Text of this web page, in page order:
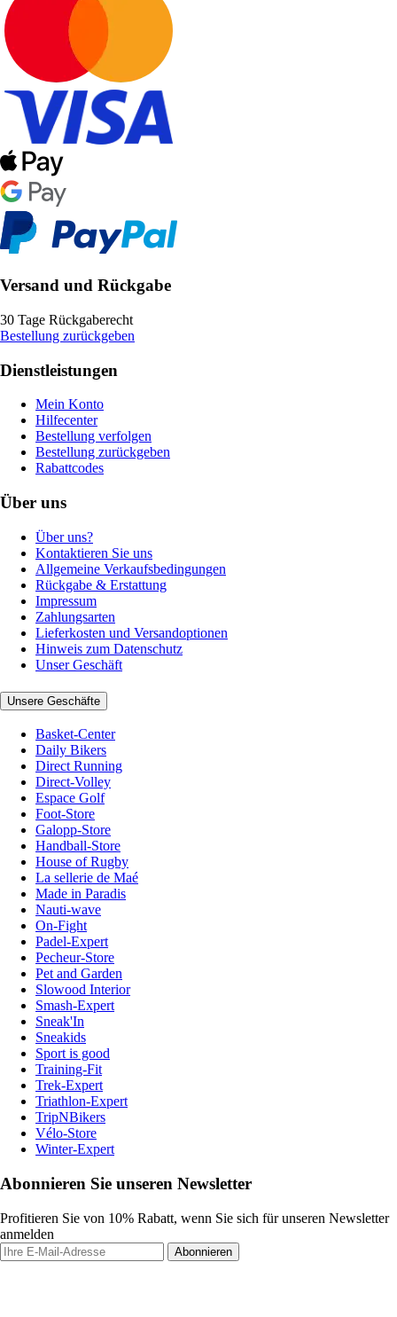
Versand und Rückgabe
30 Tage Rückgaberecht
Bestellung zurückgeben
Dienstleistungen
Mein Konto
Hilfecenter
Bestellung verfolgen
Bestellung zurückgeben
Rabattcodes
Über uns
Über uns?
Kontaktieren Sie uns
Allgemeine Verkaufsbedingungen
Rückgabe & Erstattung
Impressum
Zahlungsarten
Lieferkosten und Versandoptionen
Hinweis zum Datenschutz
Unser Geschäft
Unsere Geschäfte
Basket-Center
Daily Bikers
Direct Running
Direct-Volley
Espace Golf
Foot-Store
Galopp-Store
Handball-Store
House of Rugby
La sellerie de Maé
Made in Paradis
Nauti-wave
On-Fight
Padel-Expert
Pecheur-Store
Pet and Garden
Slowood Interior
Smash-Expert
Sneak'In
Sneakids
Sport is good
Training-Fit
Trek-Expert
Triathlon-Expert
TripNBikers
Vélo-Store
Winter-Expert
Abonnieren Sie unseren Newsletter
Profitieren Sie von 10% Rabatt, wenn Sie sich für unseren Newsletter
anmelden
Abonnieren